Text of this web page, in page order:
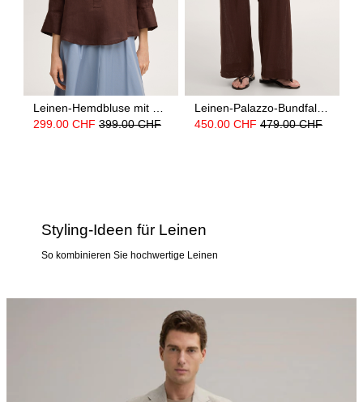
299.00 CHF 399.00 CHF
450.00 CHF 479.00 CHF
Styling-Ideen für Leinen
So kombinieren Sie hochwertige Leinen